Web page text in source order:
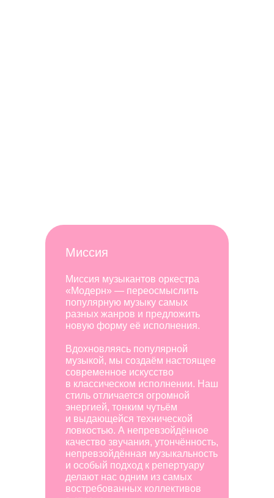
Миссия музыкантов оркестра
«Модерн» — переосмыслить
популярную музыку самых
разных жанров и предложить
новую форму её исполнения.
Вдохновляясь популярной
музыкой, мы создаём настоящее
современное искусство
в классическом исполнении. Наш
стиль отличается огромной
энергией, тонким чутьём
и выдающейся технической
ловкостью. А непревзойдённое
качество звучания, утончённость,
непревзойдённая музыкальность
и особый подход к репертуару
делают нас одним из самых
востребованных коллективов
Миссия